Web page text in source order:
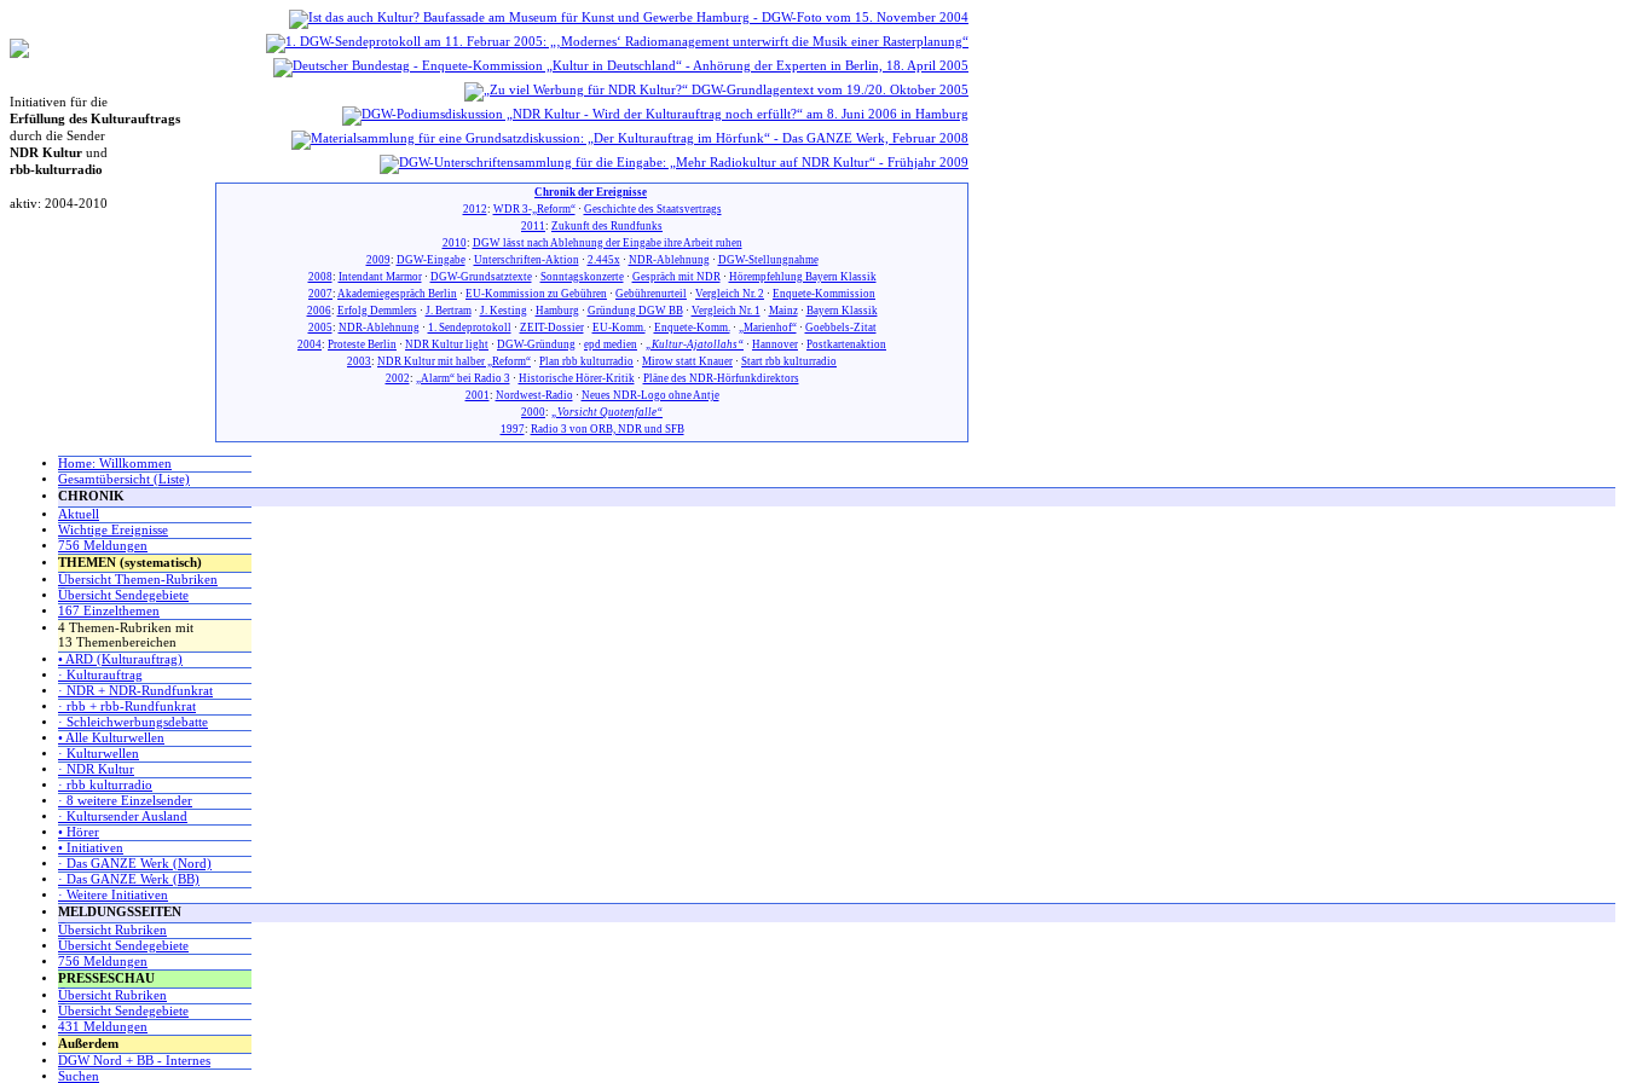
Initiativen für die
Erfüllung des Kulturauftrags
durch die Sender
NDR Kultur und
rbb-kulturradio
aktiv: 2004-2010
Chronik der Ereignisse
2012: WDR 3-„Reform“· Geschichte des Staatsvertrags
2011: Zukunft des Rundfunks
2010: DGW lässt nach Ablehnung der Eingabe ihre Arbeit ruhen
2009: DGW-Eingabe· Unterschriften-Aktion· 2.445x· NDR-Ablehnung· DGW-Stellungnahme
2008: Intendant Marmor· DGW-Grundsatztexte· Sonntagskonzerte· Gespräch mit NDR· Hörempfehlung Bayern Klassik
2007: Akademiegespräch Berlin · EU-Kommission zu Gebühren · Gebührenurteil · Vergleich Nr. 2 · Enquete-Kommission
2006: Erfolg Demmlers· J. Bertram· J. Kesting· Hamburg· Gründung DGW BB· Vergleich Nr. 1 · Mainz· Bayern Klassik
2005: NDR-Ablehnung· 1. Sendeprotokoll· ZEIT-Dossier· EU-Komm.· Enquete-Komm.· „Marienhof“· Goebbels-Zitat
2004: Proteste Berlin · NDR Kultur light · DGW-Gründung · epd medien · „Kultur-Ajatollahs“ · Hannover · Postkartenaktion
2003: NDR Kultur mit halber „Reform“ · Plan rbb kulturradio · Mirow statt Knauer · Start rbb kulturradio
2002: „Alarm“ bei Radio 3 · Historische Hörer-Kritik· Pläne des NDR-Hörfunkdirektors
2001: Nordwest-Radio· Neues NDR-Logo ohne Antje
2000: „Vorsicht Quotenfalle“
1997: Radio 3 von ORB, NDR und SFB
Home: Willkommen
Gesamtübersicht (Liste)
CHRONIK
Aktuell
Wichtige Ereignisse
756 Meldungen
THEMEN (systematisch)
Übersicht Themen-Rubriken
Übersicht Sendegebiete
167 Einzelthemen
4 Themen-Rubriken mit
13 Themenbereichen
• ARD (Kulturauftrag)
· Kulturauftrag
· NDR + NDR-Rundfunkrat
· rbb + rbb-Rundfunkrat
· Schleichwerbungsdebatte
• Alle Kulturwellen
· Kulturwellen
· NDR Kultur
· rbb kulturradio
· 8 weitere Einzelsender
· Kultursender Ausland
• Hörer
• Initiativen
· Das GANZE Werk (Nord)
· Das GANZE Werk (BB)
· Weitere Initiativen
MELDUNGSSEITEN
Übersicht Rubriken
Übersicht Sendegebiete
756 Meldungen
PRESSESCHAU
Übersicht Rubriken
Übersicht Sendegebiete
431 Meldungen
Außerdem
DGW Nord + BB - Internes
Suchen